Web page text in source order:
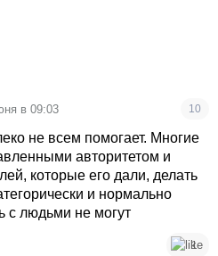
в 09:03 10
не всем помогает. Многие
авторитетом и
которые его дали, делать
и нормально
с людьми не могут
1